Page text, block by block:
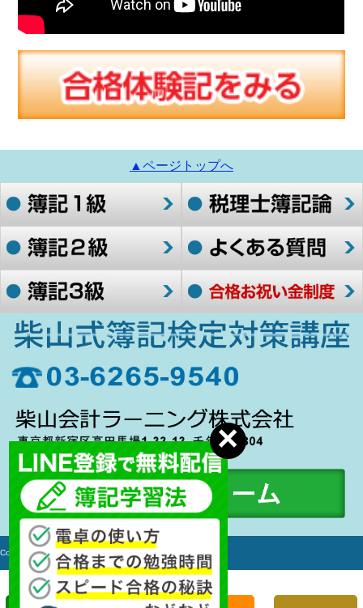
▲ページトップへ
Copyright c 2006-2017 簿記検定対策講座 All rights Reserved.